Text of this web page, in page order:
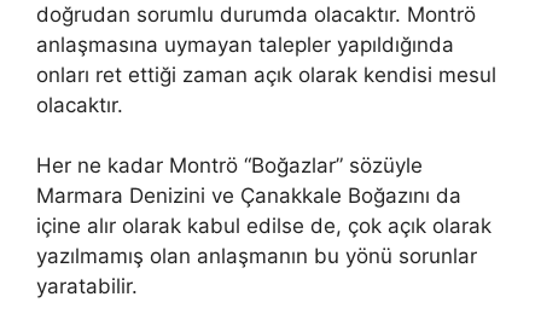
doğrudan sorumlu durumda olacaktır. Montrö
anlaşmasına uymayan talepler yapıldığında
onları ret ettiği zaman açık olarak kendisi mesul
olacaktır.
Her ne kadar Montrö “Boğazlar” sözüyle
Marmara Denizini ve Çanakkale Boğazını da
içine alır olarak kabul edilse de, çok açık olarak
yazılmamış olan anlaşmanın bu yönü sorunlar
yaratabilir.